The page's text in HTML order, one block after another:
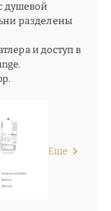
душевой
разделены
и доступ в
Еще